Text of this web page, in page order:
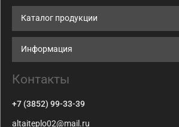
Каталог продукции
Информация
Контакты
+7 (3852) 99-33-39
altaiteplo02@mail.ru